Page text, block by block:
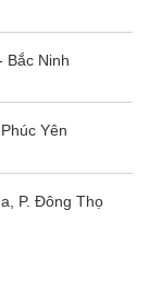
Bắc Ninh
Yên
P. Đông Thọ